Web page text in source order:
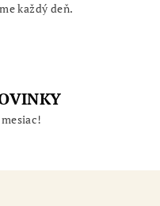
každý deň.